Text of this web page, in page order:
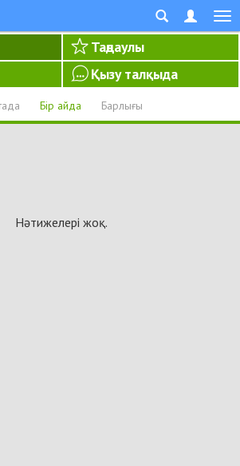
Таңдаулы
Қызу талқыда
Бір айда Барлығы
Нәтижелері жоқ.